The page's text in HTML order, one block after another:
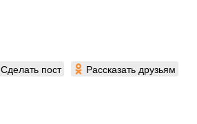
Сделать пост Рассказать друзьям